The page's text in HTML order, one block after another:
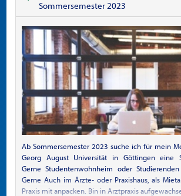
Sommersemester 2023
Ab Sommersemester 2023 suche ich für mein
Georg August Universität in Göttingen eine
Gerne Studentenwohnheim oder Studierenden
Gerne Auch im Ärzte- oder Praxishaus, als
Praxis mit anpacken. Bin in Arztpraxis